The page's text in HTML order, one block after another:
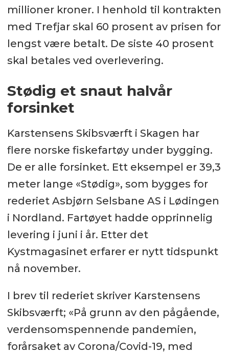
millioner kroner. I henhold til kontrakten
med Trefjar skal 60 prosent av prisen for
lengst være betalt. De siste 40 prosent
skal betales ved overlevering.
Stødig et snaut halvår
forsinket
Karstensens Skibsværft i Skagen har
flere norske fiskefartøy under bygging.
De er alle forsinket. Ett eksempel er 39,3
meter lange «Stødig», som bygges for
rederiet Asbjørn Selsbane AS i Lødingen
i Nordland. Fartøyet hadde opprinnelig
levering i juni i år. Etter det
Kystmagasinet erfarer er nytt tidspunkt
nå november.
I brev til rederiet skriver Karstensens
Skibsværft; «På grunn av den pågående,
verdensomspennende pandemien,
forårsaket av Corona/Covid-19, med